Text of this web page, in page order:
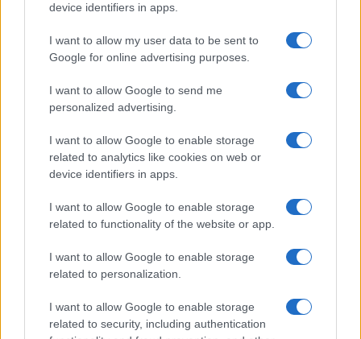
device identifiers in apps.
I want to allow my user data to be sent to
Google for online advertising purposes.
I want to allow Google to send me
personalized advertising.
I want to allow Google to enable storage
related to analytics like cookies on web or
device identifiers in apps.
I want to allow Google to enable storage
related to functionality of the website or app.
I want to allow Google to enable storage
related to personalization.
I want to allow Google to enable storage
related to security, including authentication
Meloni aveva ragione: "I marocchini di Ceuta
sbarcano in Europa col barcone"